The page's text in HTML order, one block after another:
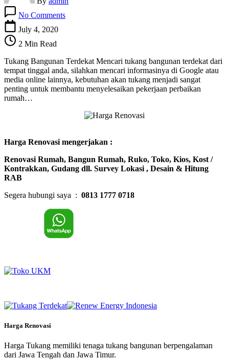
No CommentsTukang
July 4, 2020
2 Min Read
Tukang Bangunan Terdekat Mencari tukang bangunan terdekat dari
tempat tinggal anda, silahkan mencari informasinya di Google atau
media online lainnya, kebutuhan akan tukang menjadi sangat
penting untuk membantu menyelesaikan pekerjaan perbaikan
rumah…
Harga Renovasi mengerjakan :
Renovasi Rumah, Bangun Rumah, Ruko, Toko, Kios, Kost /
Kontrakkan, Gudang dll. Survey Lokasi , Desain & Hitung
RAB
Segera hubungi saya : 0813 1777 0718
Harga Renovasi
Harga Tukang memiliki tenaga tukang bangunan berpengalaman
dari Jawa Tengah dan Jawa Timur.